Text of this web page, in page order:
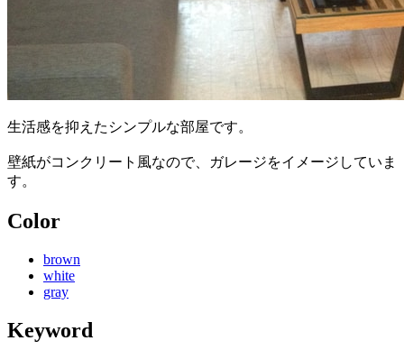
生活感を抑えたシンプルな部屋です。
壁紙がコンクリート風なので、ガレージをイメージしていま
す。
Color
brown
white
gray
Keyword